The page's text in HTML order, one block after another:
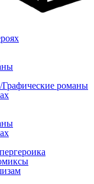
романы